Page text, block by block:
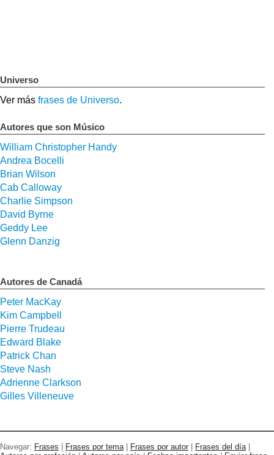
Universo
Ver más frases de Universo.
Autores que son Músico
William Christopher Handy
Andrea Bocelli
Brian Wilson
Cab Calloway
Charlie Simpson
David Byrne
Geddy Lee
Glenn Danzig
Autores de Canadá
Peter MacKay
Kim Campbell
Pierre Trudeau
Edward Blake
Patrick Chan
Steve Nash
Adrienne Clarkson
Gilles Villeneuve
Navegar: Frases Frases por tema| Frases por autor Frases del día|